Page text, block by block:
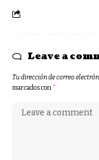
Leave a
Tu dirección de correo
marcados con *